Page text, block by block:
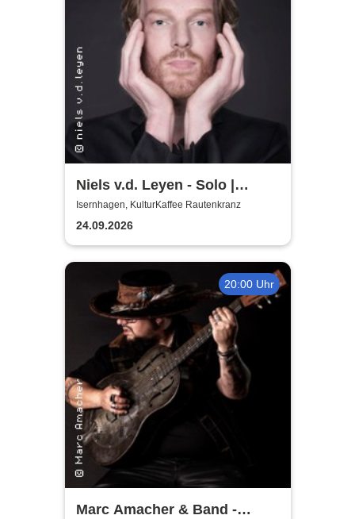
Niels v.d. Leyen - Solo |
Boogie Woogie & Blues
Isernhagen, KulturKaffee Rautenkranz
24.09.2026
20:00 Uhr
Marc Amacher & Band -